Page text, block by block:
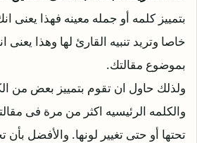
بتمييز كلمه أو جمله معينه فهذا يعنى
خاصا وتريد تنبيه القارئ لها وهذا يعنى
بموضوع مقالتك.
ولذلك حاول ان تقوم بتمييز بعض من
والكلمه الرئيسيه اكثر من مرة فى
تحتها أو حتى تغيير لونها. والأفضل